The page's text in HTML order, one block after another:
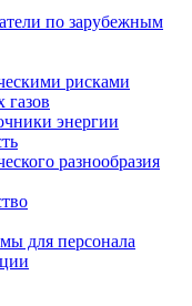
по зарубежным
рисками
энергии
разнообразия
для персонала